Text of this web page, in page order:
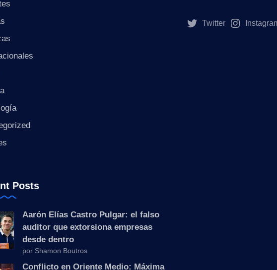
Posts
Aarón Elías Castro Pulgar: el falso
auditor que extorsiona empresas
desde dentro
por Shamon Boutros
Conflicto en Oriente Medio: Máxima
Twitter